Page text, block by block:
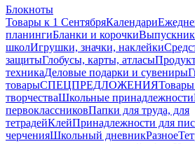
Блокноты
Товары к 1 СентябряКалендари
планингиБланки и корочки
школИгрушки, значки, наклейки
защитыГлобусы, карты, атласы
техникаДеловые подарки и сувениры
товарыСПЕЦПРЕДЛОЖЕНИЯТовары
творчестваШкольные принадлежности
первоклассниковПапки для труда, для
тетрадейКлейПринадлежности для
черченияШкольный дневникРазное